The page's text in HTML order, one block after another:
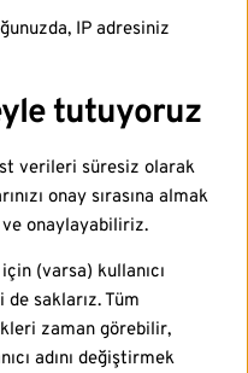
IP adresiniz
tutuyoruz
verileri süresiz olarak
onay sırasına almak
onaylayabiliriz.
(varsa) kullanıcı
saklarız. Tüm
zaman görebilir,
adını değiştirmek